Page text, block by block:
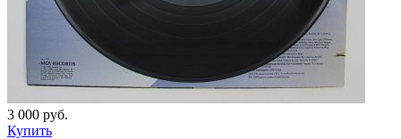
3 000 руб.
Купить